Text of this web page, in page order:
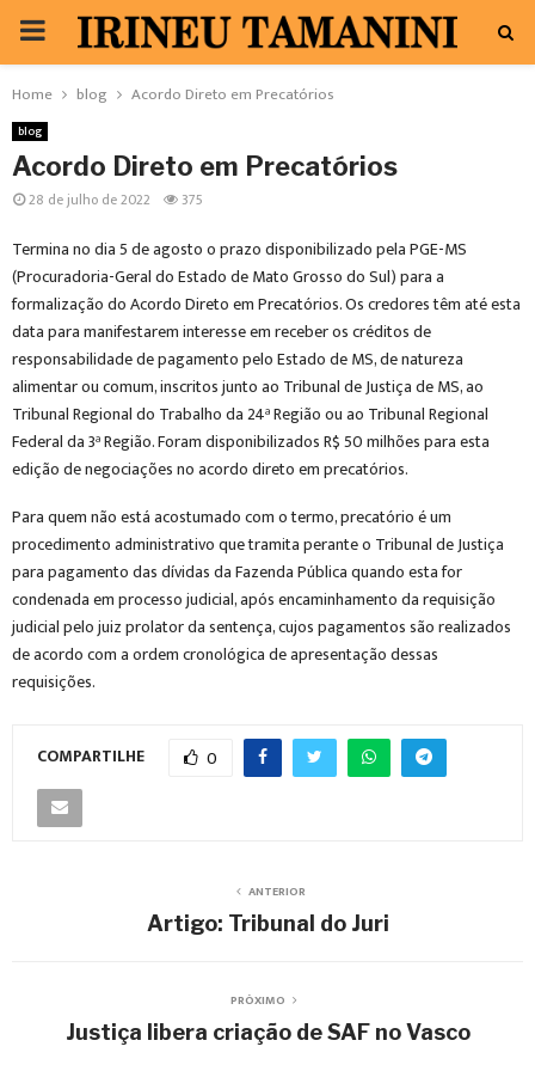
PRIMARY
MENU
Home blog Acordo Direto em Precatórios
blog
Acordo Direto em Precatórios
28 de julho de 2022 375
Termina no dia 5 de agosto o prazo disponibilizado pela PGE-MS
(Procuradoria-Geral do Estado de Mato Grosso do Sul) para a
formalização do Acordo Direto em Precatórios. Os credores têm até esta
data para manifestarem interesse em receber os créditos de
responsabilidade de pagamento pelo Estado de MS, de natureza
alimentar ou comum, inscritos junto ao Tribunal de Justiça de MS, ao
Tribunal Regional do Trabalho da 24ª Região ou ao Tribunal Regional
Federal da 3ª Região. Foram disponibilizados R$ 50 milhões para esta
edição de negociações no acordo direto em precatórios.
Para quem não está acostumado com o termo, precatório é um
procedimento administrativo que tramita perante o Tribunal de Justiça
para pagamento das dívidas da Fazenda Pública quando esta for
condenada em processo judicial, após encaminhamento da requisição
judicial pelo juiz prolator da sentença, cujos pagamentos são realizados
de acordo com a ordem cronológica de apresentação dessas
requisições.
COMPARTILHE 0
ANTERIOR
Artigo: Tribunal do Juri
PRÓXIMO
Justiça libera criação de SAF no Vasco